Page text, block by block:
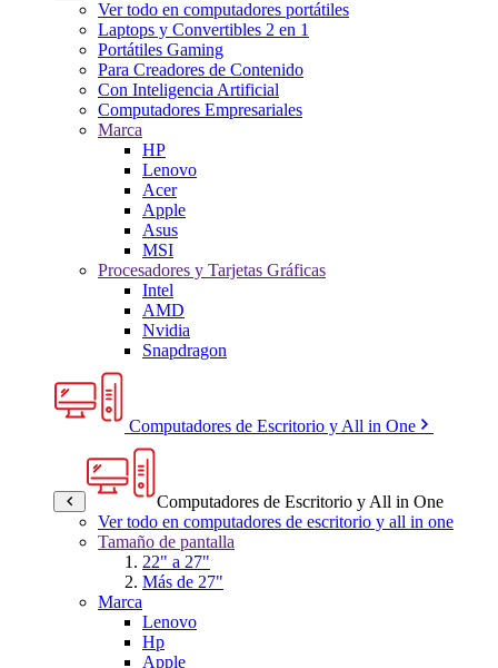
Ver todo en computadores portátiles
Laptops y Convertibles 2 en 1
Portátiles Gaming
Para Creadores de Contenido
Con Inteligencia Artificial
Computadores Empresariales
Marca
HP
Lenovo
Acer
Apple
Asus
MSI
Procesadores y Tarjetas Gráficas
Intel
AMD
Nvidia
Snapdragon
Computadores de Escritorio y All in One
Computadores de Escritorio y All in One
Ver todo en computadores de escritorio y all in one
Tamaño de pantalla
22" a 27"
Más de 27"
Marca
Lenovo
Hp
Apple